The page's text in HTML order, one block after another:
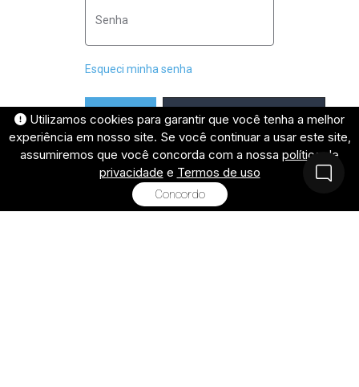
Utilizamos cookies para garantir que você tenha a melhor
experiência em nosso site. Se você continuar a usar este site,
assumiremos que você concorda com a nossa política de
privacidade e Termos de uso
Concordo
Esqueci minha senha
Acessar Entrar com o Google
Ao entrar, você aceita os
Termos de Usoe aPolítica de
Privacidade.